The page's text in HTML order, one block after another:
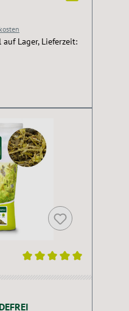
Lager, Lieferzeit: